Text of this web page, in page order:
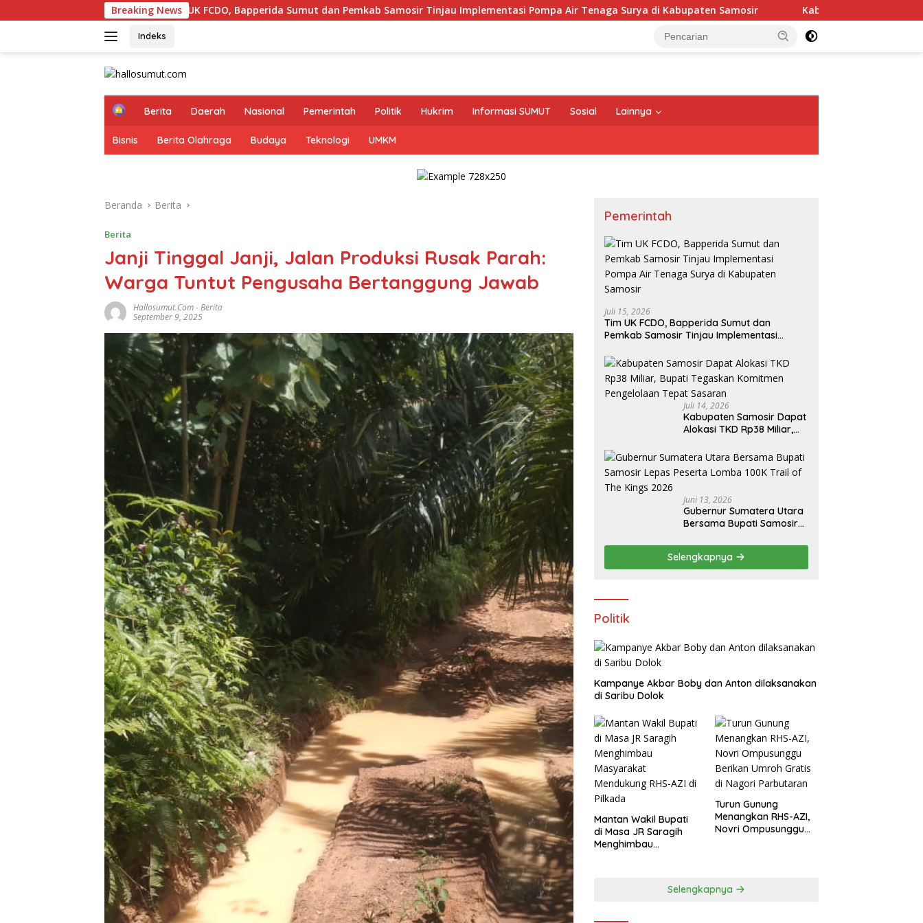
ke
Breaking News
Tim UK FCDO, Bapperida Sumut dan Pemkab Samosir Tinjau Implementasi Pompa Air Tenaga Surya di Kabupaten Samosir Kabupaten Samosir Dapat Alokasi TKD Rp38 Miliar,
Indeks
H
m
e
Berita Daerah Nasional Pemerintah Politik Hukrim Informasi SUMUT Sosial Lainnya
Bisnis Berita Olahraga Budaya Teknologi UMKM
Beranda Berita
Berita
Janji Tinggal Janji, Jalan Produksi Rusak Parah:
Warga Tuntut Pengusaha Bertanggung Jawab
Hallosumut.com-Berita
September 9, 2025
Pemerintah
Juli 15, 2026
Tim UK FCDO, Bapperida Sumut dan
Pemkab Samosir Tinjau Implementasi
Samosir
Juli 14, 2026
Kabupaten Samosir Dapat
Alokasi TKD Rp38 Miliar,
Komitmen Pengelolaan
Tepat Sasaran
Juni 13, 2026
Gubernur Sumatera Utara
Bersama Bupati Samosir
100K Trail of The Kings
2026
Selengkapnya
Politik
Kampanye Akbar Boby dan Anton dilaksanakan
di Saribu Dolok
Mantan Wakil Bupati
di Masa JR Saragih
Menghimbau
Turun Gunung
Menangkan RHS-AZI,
Novri Ompusunggu
Selengkapnya